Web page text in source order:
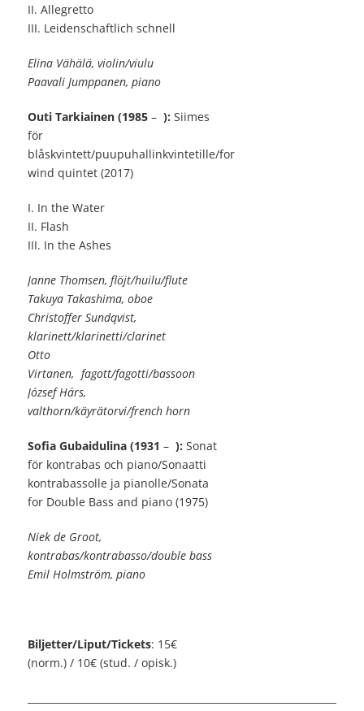
II. Allegretto
III. Leidenschaftlich schnell
Elina Vähälä, violin/viulu
Paavali Jumppanen, piano
Outi Tarkiainen (1985 – ): Siimes
för
blåskvintett/puupuhallinkvintetille/for
wind quintet (2017)
I. In the Water
II. Flash
III. In the Ashes
Janne Thomsen, flöjt/huilu/flute
Takuya Takashima, oboe
Christoffer Sundqvist,
klarinett/klarinetti/clarinet
Otto
Virtanen, fagott/fagotti/bassoon
József Hárs,
valthorn/käyrätorvi/french horn
Sofia Gubaidulina (1931 – ): Sonat
för kontrabas och piano/Sonaatti
kontrabassolle ja pianolle/Sonata
for Double Bass and piano (1975)
Niek de Groot,
kontrabas/kontrabasso/double bass
Emil Holmström, piano
Biljetter/Liput/Tickets: 15€
(norm.) / 10€ (stud. / opisk.)